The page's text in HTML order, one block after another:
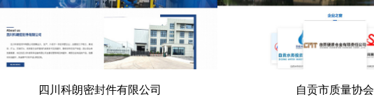
四川科朗密封件有限公司 自贡市质量协会